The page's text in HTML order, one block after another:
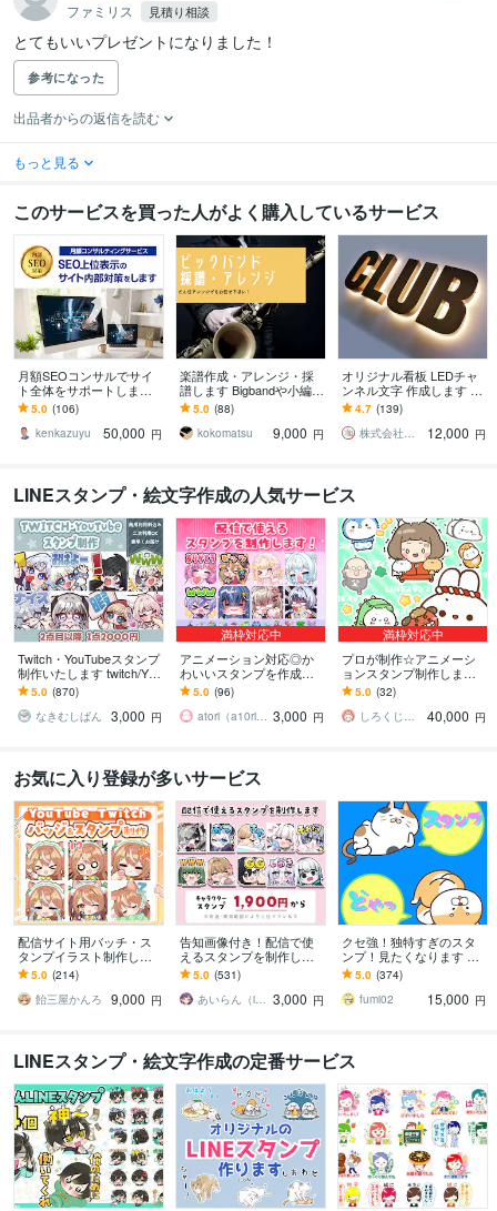
ファミリス 見積り相談
とてもいいプレゼントになりました！
参考になった
出品者からの返信を読む
もっと見る
このサービスを買った人がよく購入しているサービス
月額SEOコンサルでサイ
ト全体をサポートします
評価5.0｜1か月から試せ
る丁寧なサポート付きで
安心
5.0 (106)
kenkazuyu
50,000 円
楽譜作成・アレンジ・採
譜します Bigbandや小編成
アンサンブルなど、何で
もお任せ下さい！
5.0 (88)
kokomatsu
9,000 円
オリジナル看板 LEDチャ
ンネル文字 作成します 箱
文字 店舗用 立体文字 背面
発光 サイン
4.7 (139)
株式会社東旭
12,000 円
LINEスタンプ・絵文字作成の人気サービス
Twitch・YouTubeスタンプ
制作いたします twitch/You
Tube/tiktok配信用スタンプ
制作
5.0 (870)
なきむしぱん
3,000 円
満枠対応中
アニメーション対応◎か
わいいスタンプを作成し
ます 企業実績多数有！Yo
uTube・Twitch・TikTok☆
5.0 (96)
atori（a10ri_p） 3,000 円
満枠対応中
プロが制作☆アニメーシ
ョンスタンプ制作します L
INE、YouTube、Twitch用
アニメスタンプ制作☆
5.0 (32)
しろくじらプラスし
40,000 円
お気に入り登録が多いサービス
配信サイト用バッチ・ス
タンプイラスト制作しま
す 企業実績あり！メンバ
ーシップやサブスク特典
に最適！
5.0 (214)
飴三屋かんろ
9,000 円
告知画像付き！配信で使
えるスタンプを制作しま
す アニメーションスタン
プも対応はじめました！
5.0 (531)
あいらん（iran_stn） 3,000 円
クセ強！独特すぎのスタ
ンプ！見たくなります 大
手企業様お墨付きクオリ
ティ！キャラ映え間違い
ナシ！
5.0 (374)
fumi02
15,000 円
LINEスタンプ・絵文字作成の定番サービス